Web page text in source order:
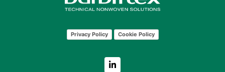
Privacy Policy Cookie Policy